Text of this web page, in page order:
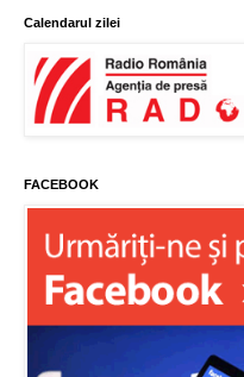
Calendarul zilei
FACEBOOK